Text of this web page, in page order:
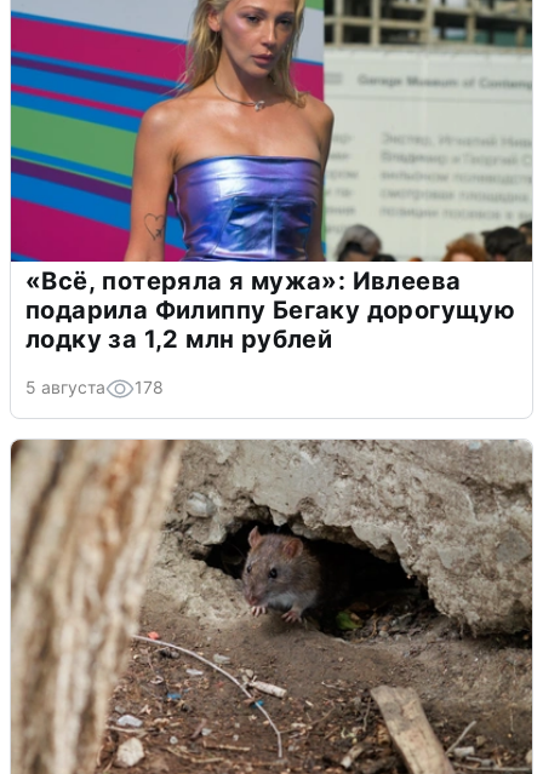
«Всё, потеряла я мужа»: Ивлеева
подарила Филиппу Бегаку дорогущую
лодку за 1,2 млн рублей
5 августа 178